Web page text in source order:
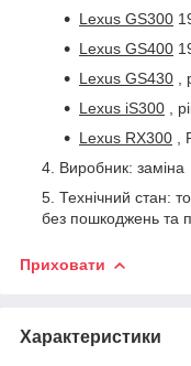
Lexus GS300
Lexus GS400
Lexus GS430 ,
Lexus iS300 ,
Lexus RX300 ,
Виробник: заміна
Технічний стан:
без пошкоджень та
Приховати
Характеристики